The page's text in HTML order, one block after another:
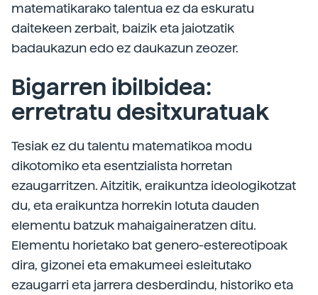
matematikarako talentua ez da eskuratu
daitekeen zerbait, baizik eta jaiotzatik
badaukazun edo ez daukazun zeozer.
Bigarren ibilbidea:
erretratu desitxuratuak
Tesiak ez du talentu matematikoa modu
dikotomiko eta esentzialista horretan
ezaugarritzen. Aitzitik, eraikuntza ideologikotzat
du, eta eraikuntza horrekin lotuta dauden
elementu batzuk mahaigaineratzen ditu.
Elementu horietako bat genero-­estereotipoak
dira, gizonei eta emakumeei esleitutako
ezaugarri eta jarrera desberdindu, historiko eta